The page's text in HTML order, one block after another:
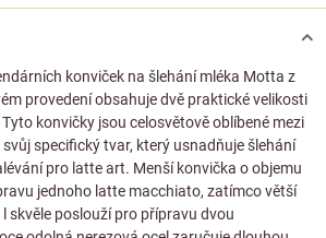
konviček na šlehání mléka Motta z
provedení obsahuje dvě praktické velikosti
konvičky jsou celosvětově oblíbené mezi
specifický tvar, který usnadňuje šlehání
pro latte art. Menší konvička o objemu
jednoho latte macchiato, zatímco větší
skvěle poslouží pro přípravu dvou